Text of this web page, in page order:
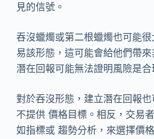
見的信號。
吞沒蠟燭或第二根蠟燭也可能
易該形態，這可能會給他們帶
潛在回報可能無法證明風險是合
對於吞沒形態，建立潛在回報
不提供 價格目標。相反，交易
如指標或 趨勢分析，來選擇價